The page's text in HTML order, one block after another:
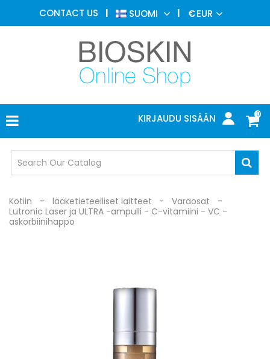
CONTACT US SUOMI €EUR
0
KIRJAUDU SISÄÄN
ESTEETTINEN
LÄÄKETIEDE
IHOTAUTIOPPI
VALOHOITO
LÄÄKETIETEELLISET
LÄÄKÄRIN
TOIMISTO
SUOJALASIT
Kotiin lääketieteelliset laitteet
Varaosat
Lutronic Laser ja ULTRA -ampulli - C-vitamiini - VC -
askorbiinihappo